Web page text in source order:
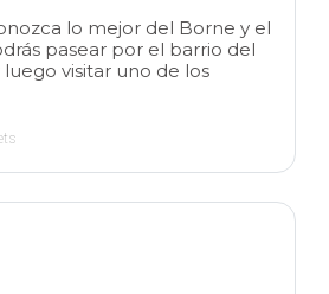
lo mejor del Borne y el
pasear por el barrio del
visitar uno de los